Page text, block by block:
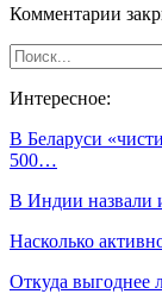
Комментарии
Интересное:
В Беларуси
500…
В Индии назвали
Насколько
Откуда выгоднее